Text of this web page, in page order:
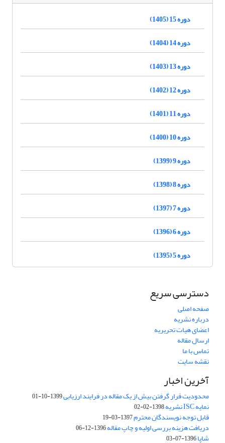
دوره 15 (1405)
دوره 14 (1404)
دوره 13 (1403)
دوره 12 (1402)
دوره 11 (1401)
دوره 10 (1400)
دوره 9 (1399)
دوره 8 (1398)
دوره 7 (1397)
دوره 6 (1396)
دوره 5 (1395)
دسترسی سریع
صفحه اصلی
درباره نشریه
اعضای هیات تحریریه
ارسال مقاله
تماس با ما
نقشه سایت
آخرین اخبار
محدودیت قرار گرفتن بیش از یک مقاله در فرایند ارزیابی1399-10-01
نمایه ISC نشریه 1398-02-02
قابل توجه نویسندگان محترم1397-03-19
دریافت هزینه بررسی اولیه و چاپ مقاله1396-12-06
شاپا1396-07-03